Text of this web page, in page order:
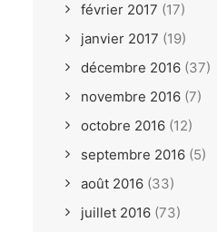
février 2017 (17)
janvier 2017 (19)
décembre 2016 (37)
novembre 2016 (7)
octobre 2016 (12)
septembre 2016 (5)
août 2016 (33)
juillet 2016 (73)